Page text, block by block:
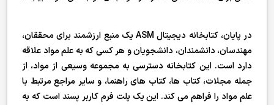
در پایان، کتابخانه دیجیتال ASM یک منبع ارزشمند برای محققان،
مهندسان، دانشمندان، دانشجویان و هر کسی که به علم مواد علاقه
دارد است. این کتابخانه دسترسی به مجموعه وسیعی از مواد، از
جمله مجلات، کتاب ها، کتاب های راهنما، و سایر مراجع مرتبط با
علم مواد را فراهم می کند. این یک پلت فرم کاربر پسند است که به